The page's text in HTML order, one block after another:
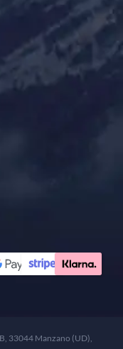
33044 Manzano (UD),